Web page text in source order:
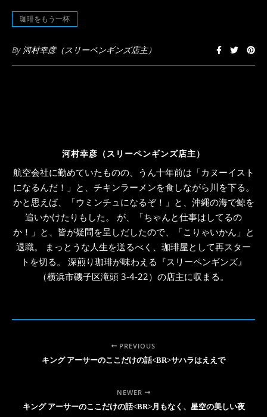
き
ま
す)
珈琲をもう一杯
By 河村幸彦（スリーペンギンズ店主）
河村幸彦（スリーペンギンズ店主）
航空会社に勤めていたものの、うん十年前は「カヌーイスト
になるんだ！」と、チキンラーメンを食しながら川を下る。
かと思えば、「ウミンチュになるぞ！」と、沖縄の海で鯨を
追いかけたりもした。 が、「ちゃんと仕事はしてるの
か！」と、皆が疑問を呈しだしたので、「こりゃいかん」と
退職。 まっとうな人生を送るべく、珈琲屋として再スター
トを切る。 深煎り珈琲が味わえる『スリーペンギンズ』
（横浜市磯子区滝頭 3-4-22）の店主に収まる。
PREVIOUS
キング アーサーのここだけの話<BR>サハラはええで
NEWER
キング アーサーのここだけの話<BR>月もなく、星空の美しい夜